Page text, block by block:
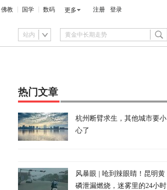
佛教 国学 数码 更多 注册 登录
站内
热门文章
杭州断臂求生，其他城市要小
心了
风暴眼 | 呛到辣眼睛！昆明黄
磷泄漏燃烧，迷雾里的24小时